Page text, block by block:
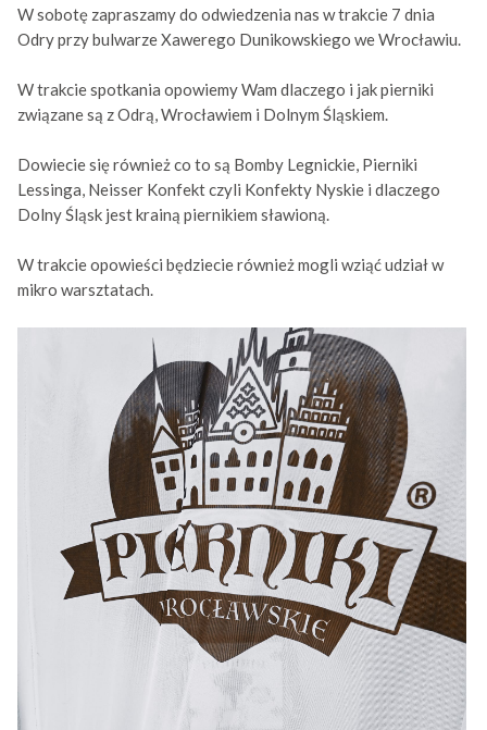
W sobotę zapraszamy do odwiedzenia nas w trakcie 7 dnia
Odry przy bulwarze Xawerego Dunikowskiego we Wrocławiu.
W trakcie spotkania opowiemy Wam dlaczego i jak pierniki
związane są z Odrą, Wrocławiem i Dolnym Śląskiem.
Dowiecie się również co to są Bomby Legnickie, Pierniki
Lessinga, Neisser Konfekt czyli Konfekty Nyskie i dlaczego
Dolny Śląsk jest krainą piernikiem sławioną.
W trakcie opowieści będziecie również mogli wziąć udział w
mikro warsztatach.